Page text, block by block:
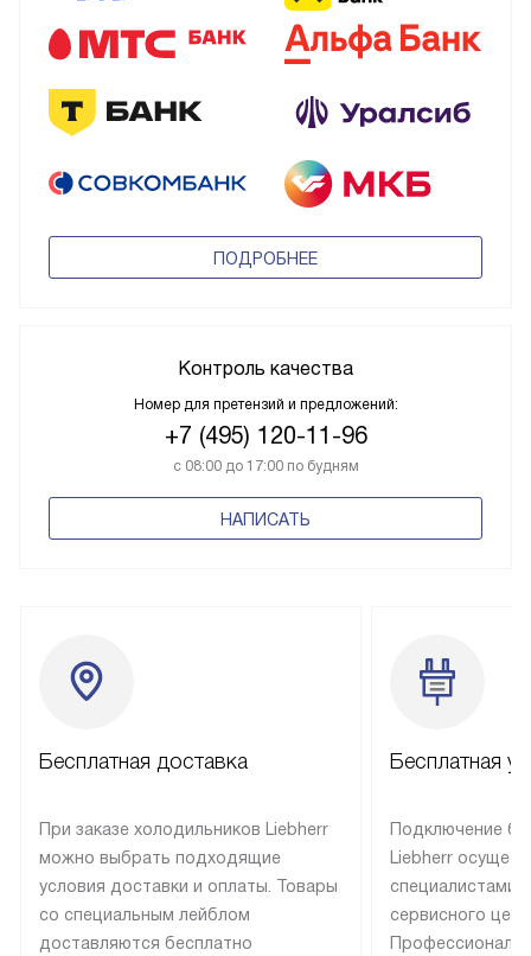
ПОДРОБНЕЕ
Контроль качества
Номер для претензий и предложений:
+7 (495) 120-11-96
с 08:00 до 17:00 по будням
НАПИСАТЬ
Бесплатная доставка
При заказе холодильников Liebherr
можно выбрать подходящие
условия доставки и оплаты. Товары
со специальным лейблом
доставляются бесплатно
Бесплатная
Подключение
Liebherr
специалистами
сервисного